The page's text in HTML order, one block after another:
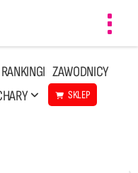
RANKINGI ZAWODNICY
SKLEP